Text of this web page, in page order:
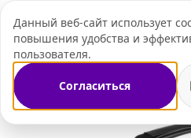
Данный веб-сайт использует
повышения удобства и
пользователя.
Согласиться
к праздникам Подарки